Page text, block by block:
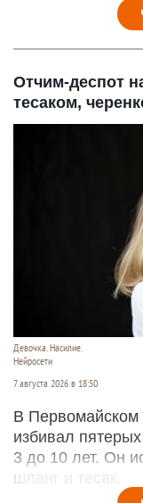
Отчим-деспот
тесаком,
Девочка. Насилие.
Нейросети
7 августа 2026 в 18:50
В Первомайском
избивал
3 до 10 лет. Он
шланг и тесак.